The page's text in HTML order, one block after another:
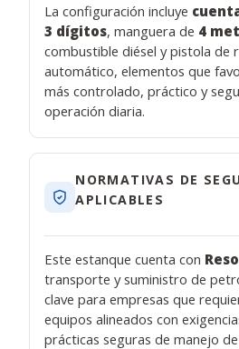
La configuración incluye
3 dígitos, manguera de 4
combustible diésel y pistola de
automático, elementos que
más controlado, práctico y
operación diaria.
NORMATIVAS DE
APLICABLES
Este estanque cuenta con
transporte y suministro de
clave para empresas que
equipos alineados con
prácticas seguras de manejo